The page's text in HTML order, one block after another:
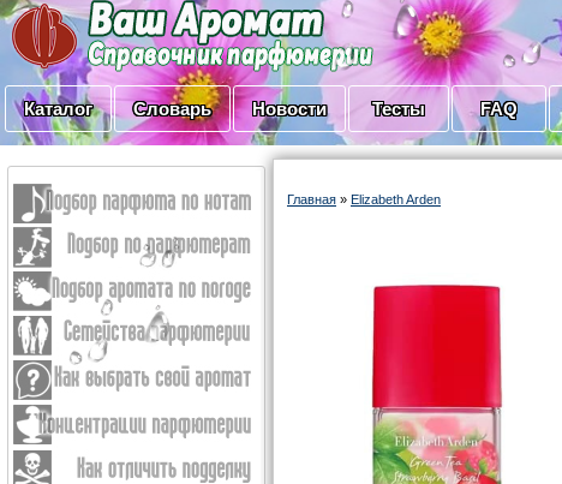
Каталог Словарь Новости Тесты FAQ
Главная » Elizabeth Arden